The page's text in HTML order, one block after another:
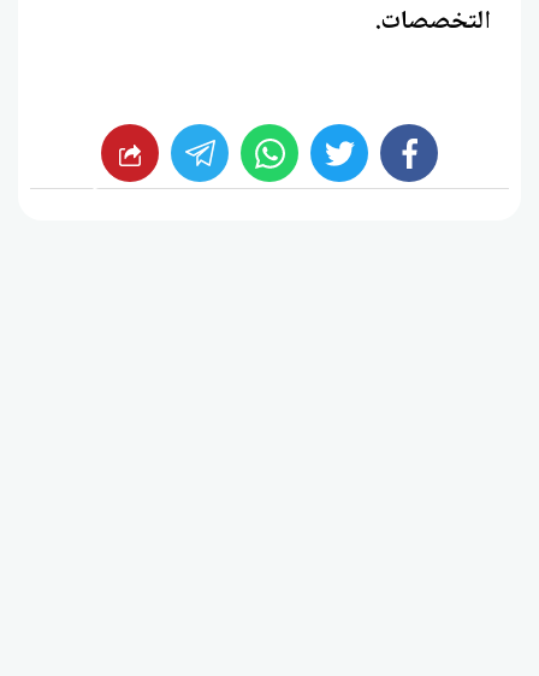
التخصصات.
facebook
twitter
whats شارك